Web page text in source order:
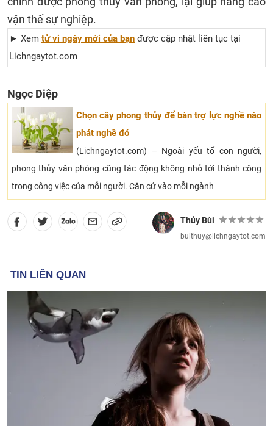
vận thế sự nghiệp.
► Xem tử vi ngày mới của bạn được cập nhật liên tục tại
Lichngaytot.com
Ngọc Diệp
Chọn cây phong thủy để bàn trợ lực nghề nào
phát nghề đó
(Lichngaytot.com) – Ngoài yếu tố con người,
phong thủy văn phòng cũng tác động không nhỏ tới thành công
trong công việc của mỗi người. Căn cứ vào mỗi ngành
Thủy Bùi
buithuy@lichngaytot.com